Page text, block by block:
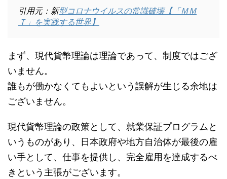
引用元：新型コロナウイルスの常識破壊【「ＭＭ
Ｔ」を実践する世界】
まず、現代貨幣理論は理論であって、制度ではござ
いません。
誰もが働かなくてもよいという誤解が生じる余地は
ございません。
現代貨幣理論の政策として、就業保証プログラムと
いうものがあり、日本政府や地方自治体が最後の雇
い手として、仕事を提供し、完全雇用を達成するべ
きという主張がございます。